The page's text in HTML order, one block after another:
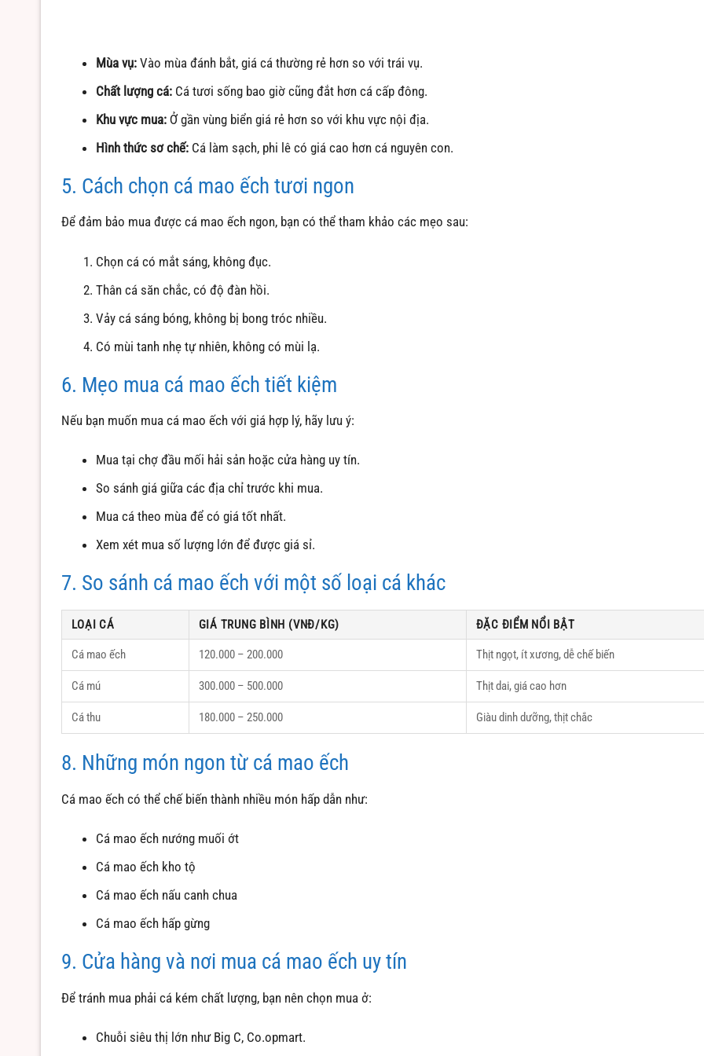
Mùa vụ:Vào mùa đánh bắt, giá cá thường rẻ hơn so với trái vụ.
Chất lượng cá:Cá tươi sống bao giờ cũng đắt hơn cá cấp đông.
Khu vực mua:Ở gần vùng biển giá rẻ hơn so với khu vực nội địa.
Hình thức sơ chế:Cá làm sạch, phi lê có giá cao hơn cá nguyên con.
5. Cách chọn cá mao ếch tươi ngon
Để đảm bảo mua được cá mao ếch ngon, bạn có thể tham khảo các mẹo sau:
Chọn cá có mắt sáng, không đục.
Thân cá săn chắc, có độ đàn hồi.
Vảy cá sáng bóng, không bị bong tróc nhiều.
Có mùi tanh nhẹ tự nhiên, không có mùi lạ.
6. Mẹo mua cá mao ếch tiết kiệm
Nếu bạn muốn mua cá mao ếch với giá hợp lý, hãy lưu ý:
Mua tại chợ đầu mối hải sản hoặc cửa hàng uy tín.
So sánh giá giữa các địa chỉ trước khi mua.
Mua cá theo mùa để có giá tốt nhất.
Xem xét mua số lượng lớn để được giá sỉ.
7. So sánh cá mao ếch với một số loại cá khác
LOẠI CÁ GIÁ TRUNG BÌNH (VNĐ/KG) ĐẶC ĐIỂM NỔI BẬT
Cá mao ếch 120.000 – 200.000 Thịt ngọt, ít xương, dễ chế biến
Cá mú 300.000 – 500.000 Thịt dai, giá cao hơn
Cá thu 180.000 – 250.000 Giàu dinh dưỡng, thịt chắc
8. Những món ngon từ cá mao ếch
Cá mao ếch có thể chế biến thành nhiều món hấp dẫn như:
Cá mao ếch nướng muối ớt
Cá mao ếch kho tộ
Cá mao ếch nấu canh chua
Cá mao ếch hấp gừng
9. Cửa hàng và nơi mua cá mao ếch uy tín
Để tránh mua phải cá kém chất lượng, bạn nên chọn mua ở:
Chuỗi siêu thị lớn như Big C, Co.opmart.